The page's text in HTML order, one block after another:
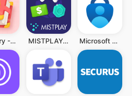
My Diary - Diary With Lock MISTPLAY: Spiele für Belohnung Microsoft Authenticator